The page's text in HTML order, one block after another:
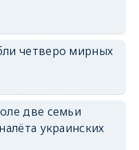
четверо мирных
две семьи
украинских